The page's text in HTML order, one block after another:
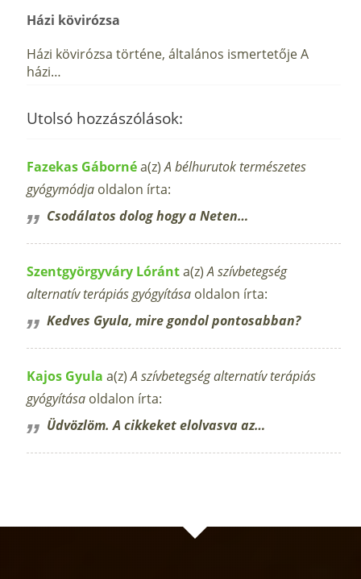
Házi kövirózsa
Házi kövirózsa történe, általános ismertetője A
házi…
Utolsó hozzászólások:
Fazekas Gábornéa(z)A bélhurutok természetes
gyógymódja oldalon írta:
Csodálatos dolog hogy a Neten…
Szentgyörgyváry Lóránta(z)A szívbetegség
alternatív terápiás gyógyítása oldalon írta:
Kedves Gyula, mire gondol pontosabban?
Kajos Gyula a(z)A szívbetegség alternatív terápiás
gyógyítása oldalon írta:
Üdvözlöm. A cikkeket elolvasva az…